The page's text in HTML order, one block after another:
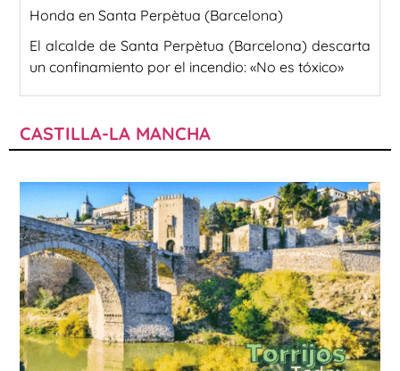
Honda en Santa Perpètua (Barcelona)
El alcalde de Santa Perpètua (Barcelona) descarta
un confinamiento por el incendio: «No es tóxico»
CASTILLA-LA MANCHA